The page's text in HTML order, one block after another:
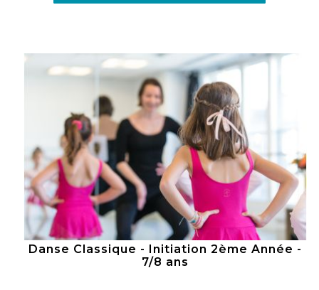
Danse Classique - Initiation 2ème Année -
7/8 ans